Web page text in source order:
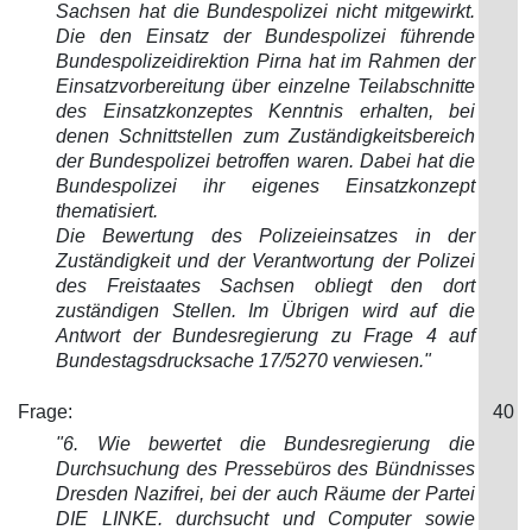
Sachsen hat die Bundespolizei nicht mitgewirkt.
Die den Einsatz der Bundespolizei führende
Bundespolizeidirektion Pirna hat im Rahmen der
Einsatzvorbereitung über einzelne Teilabschnitte
des Einsatzkonzeptes Kenntnis erhalten, bei
denen Schnittstellen zum Zuständigkeitsbereich
der Bundespolizei betroffen waren. Dabei hat die
Bundespolizei ihr eigenes Einsatzkonzept
thematisiert.
Die Bewertung des Polizeieinsatzes in der
Zuständigkeit und der Verantwortung der Polizei
des Freistaates Sachsen obliegt den dort
zuständigen Stellen. Im Übrigen wird auf die
Antwort der Bundesregierung zu Frage 4 auf
Bundestagsdrucksache 17/5270 verwiesen."
Frage:
40
"6. Wie bewertet die Bundesregierung die
Durchsuchung des Pressebüros des Bündnisses
Dresden Nazifrei, bei der auch Räume der Partei
DIE LINKE. durchsucht und Computer sowie